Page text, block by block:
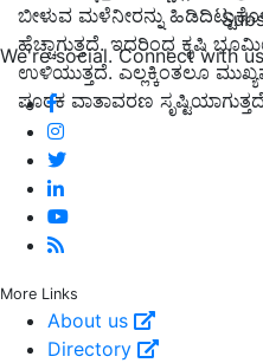
We're social. Connect with
More Links
About us
Directory
ಬೀಳುವ ಮಳೆನೀರನ್ನು
ಹೆಚ್ಚಾಗುತ್ತದೆ. ಇದರಿಂಧ ಕೃಷಿ
ಉಳಿಯುತ್ತದೆ. ಎಲ್ಲಕ್ಕಿಂತಲೂ
ಪೂರಕ ವಾತಾವರಣ